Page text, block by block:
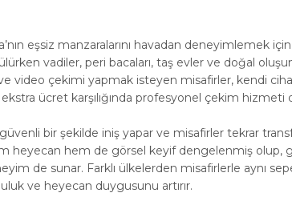
eşsiz manzaralarını havadan deneyimlemek
vadiler, peri bacaları, taş evler ve doğal
ve video çekimi yapmak isteyen misafirler, kendi
ücret karşılığında profesyonel çekim hizmeti
bir şekilde iniş yapar ve misafirler tekrar
heyecan hem de görsel keyif dengelenmiş olup,
de sunar. Farklı ülkelerden misafirlerle aynı
ve heyecan duygusunu artırır.